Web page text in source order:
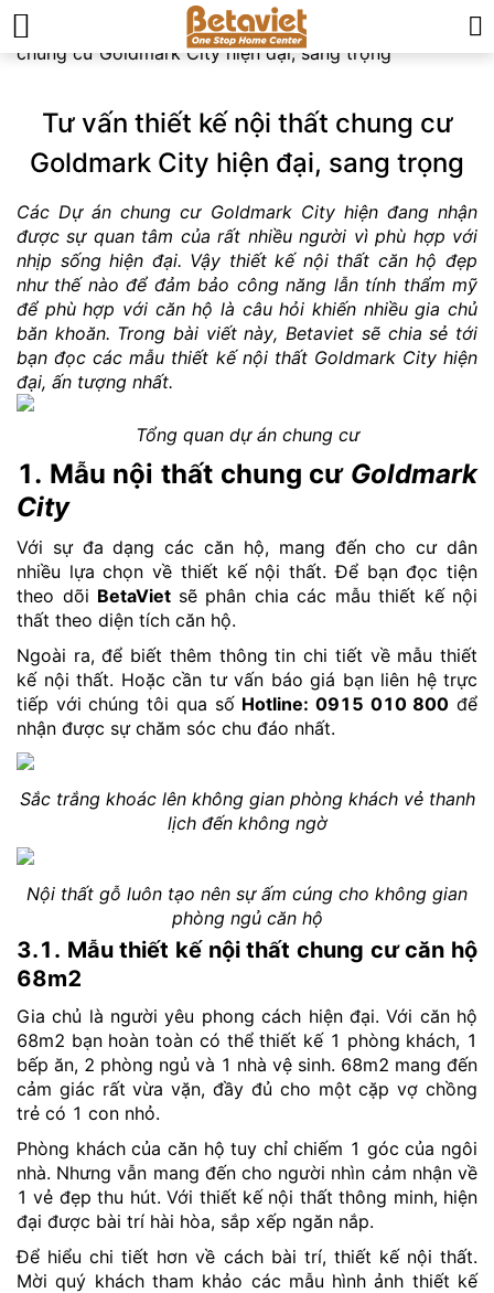
Tin tức & Sự kiện»Tư vấn thiết kế nội thất
chung cư Goldmark City hiện đại, sang trọng
Tư vấn thiết kế nội thất chung cư
Goldmark City hiện đại, sang trọng
Các Dự án chung cư Goldmark City hiện đang nhận
được sự quan tâm của rất nhiều người vì phù hợp với
nhịp sống hiện đại. Vậy thiết kế nội thất căn hộ đẹp
như thế nào để đảm bảo công năng lẫn tính thẩm mỹ
để phù hợp với căn hộ là câu hỏi khiến nhiều gia chủ
băn khoăn. Trong bài viết này, Betaviet sẽ chia sẻ tới
bạn đọc các mẫu thiết kế nội thất Goldmark City hiện
đại, ấn tượng nhất.
Tổng quan dự án chung cư
1. Mẫu nội thất chung cư Goldmark
City
Với sự đa dạng các căn hộ, mang đến cho cư dân
nhiều lựa chọn về thiết kế nội thất. Để bạn đọc tiện
theo dõi BetaViet sẽ phân chia các mẫu thiết kế nội
thất theo diện tích căn hộ.
Ngoài ra, để biết thêm thông tin chi tiết về mẫu thiết
kế nội thất. Hoặc cần tư vấn báo giá bạn liên hệ trực
tiếp với chúng tôi qua số Hotline: 0915 010 800 để
nhận được sự chăm sóc chu đáo nhất.
Sắc trắng khoác lên không gian phòng khách vẻ thanh
lịch đến không ngờ
Nội thất gỗ luôn tạo nên sự ấm cúng cho không gian
phòng ngủ căn hộ
3.1. Mẫu thiết kế nội thất chung cư căn hộ
68m2
Gia chủ là người yêu phong cách hiện đại. Với căn hộ
68m2 bạn hoàn toàn có thể thiết kế 1 phòng khách, 1
bếp ăn, 2 phòng ngủ và 1 nhà vệ sinh. 68m2 mang đến
cảm giác rất vừa vặn, đầy đủ cho một cặp vợ chồng
trẻ có 1 con nhỏ.
Phòng khách của căn hộ tuy chỉ chiếm 1 góc của ngôi
nhà. Nhưng vẫn mang đến cho người nhìn cảm nhận về
1 vẻ đẹp thu hút. Với thiết kế nội thất thông minh, hiện
đại được bài trí hài hòa, sắp xếp ngăn nắp.
Để hiểu chi tiết hơn về cách bài trí, thiết kế nội thất.
Mời quý khách tham khảo các mẫu hình ảnh thiết kế